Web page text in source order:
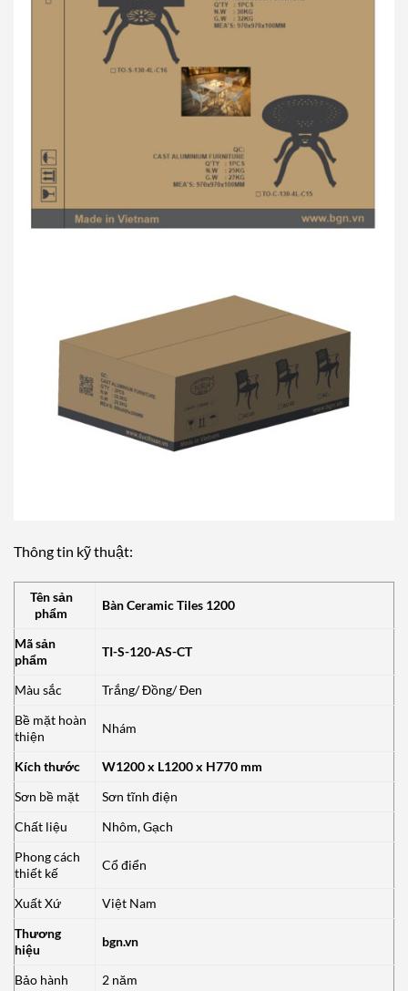
Thông tin kỹ thuật:
Tên sản
phẩm
Bàn Ceramic Tiles 1200
Mã sản
phẩm
TI-S-120-AS-CT
Màu sắc
Trắng/ Đồng/ Đen
Bề mặt hoàn
thiện
Nhám
Kích thước
W1200 x L1200 x H770 mm
Sơn bề mặt
Sơn tĩnh điện
Chất liệu
Nhôm, Gạch
Phong cách
thiết kế
Cổ điển
Xuất Xứ
Việt Nam
Thương
hiệu
bgn.vn
Bảo hành 2 năm